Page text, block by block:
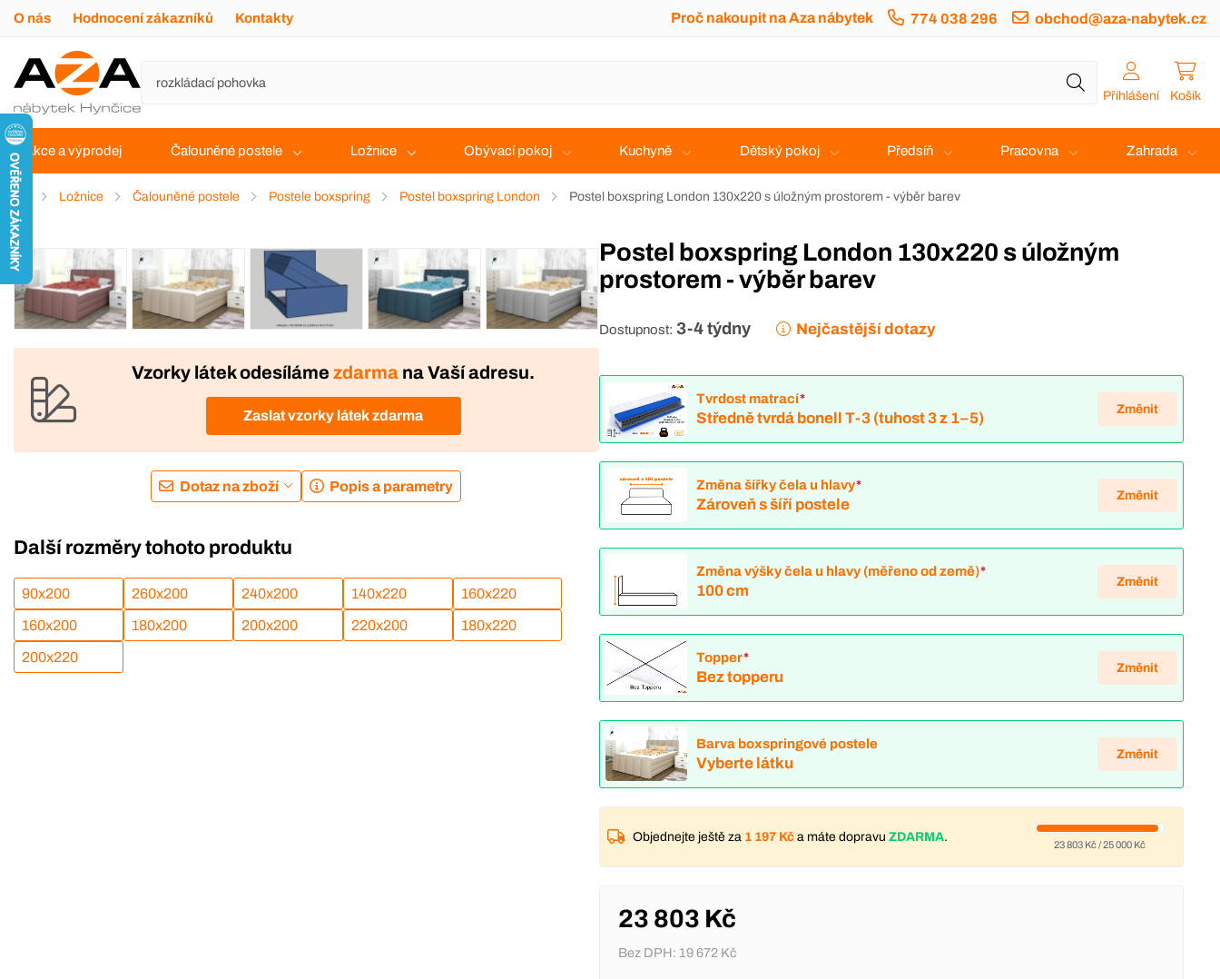
O nás Hodnocení zákazníků Kontakty Proč nakoupit na Aza nábytek 774 038 296 obchod@aza-nabytek.cz
Přihlášení Košík
Akce a výprodej Čalouněné postele Ložnice Obývací pokoj Kuchyně Dětský pokoj Předsíň Pracovna Zahrada
Ložnice Čalouněné postele Postele boxspring Postel boxspring London Postel boxspring London 130x220 s úložným prostorem - výběr barev
VÝROBA
Vzorky látek odesílámezdarma na Vaší adresu.
Zaslat vzorky látek zdarma
Dotaz na zboží Popis a parametry
Další rozměry tohoto produktu
90x200 260x200 240x200 140x220 160x220
160x200 180x200 200x200 220x200 180x220
200x220
Postel boxspring London 130x220 s úložným
prostorem - výběr barev
Dostupnost: 3-4 týdny Nejčastější dotazy
Tvrdost matrací*
Středně tvrdá bonell T-3 (tuhost 3 z 1–5)
Změnit
Změna šířky čela u hlavy*
Zároveň s šíří postele
Změnit
Změna výšky čela u hlavy (měřeno od země)*
100 cm
Změnit
Topper*
Bez topperu
Změnit
Barva boxspringové postele
Vyberte látku
Změnit
Objednejte ještě za 1 197 Kča máte dopravu ZDARMA.
23 803 Kč/25 000 Kč
23 803 Kč
Bez DPH: 19 672 Kč